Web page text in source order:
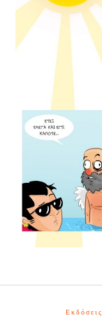
Εκδόσεις